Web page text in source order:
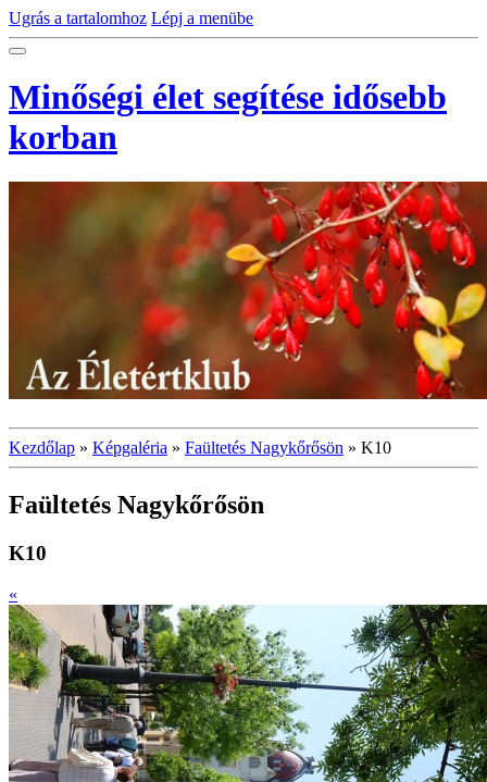
Ugrás a tartalomhoz Lépj a menübe
Minőségi élet segítése idősebb
korban
Kezdőlap » Képgaléria » Faültetés Nagykőrősön » K10
Faültetés Nagykőrősön
K10
«